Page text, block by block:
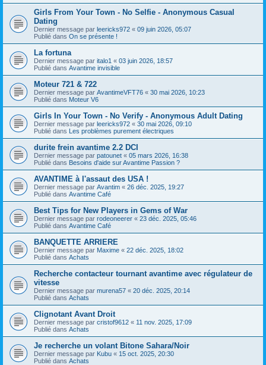
Girls From Your Town - No Selfie - Anonymous Casual
Dating
Dernier message par leericks972 « 09 juin 2026, 05:07
Publié dans On se présente !
La fortuna
Dernier message par italo1 « 03 juin 2026, 18:57
Publié dans Avantime invisible
Moteur 721 & 722
Dernier message par AvantimeVFT76 « 30 mai 2026, 10:23
Publié dans Moteur V6
Girls In Your Town - No Verify - Anonymous Adult Dating
Dernier message par leericks972 « 30 mai 2026, 09:10
Publié dans Les problèmes purement électriques
durite frein avantime 2.2 DCI
Dernier message par patounet « 05 mars 2026, 16:38
Publié dans Besoins d'aide sur Avantime Passion ?
AVANTIME à l'assaut des USA !
Dernier message par Avantim « 26 déc. 2025, 19:27
Publié dans Avantime Café
Best Tips for New Players in Gems of War
Dernier message par rodeoneerer « 23 déc. 2025, 05:46
Publié dans Avantime Café
BANQUETTE ARRIERE
Dernier message par Maxime « 22 déc. 2025, 18:02
Publié dans Achats
Recherche contacteur tournant avantime avec régulateur de
vitesse
Dernier message par murena57 « 20 déc. 2025, 20:14
Publié dans Achats
Clignotant Avant Droit
Dernier message par cristof9612 « 11 nov. 2025, 17:09
Publié dans Achats
Je recherche un volant Bitone Sahara/Noir
Dernier message par Kubu « 15 oct. 2025, 20:30
Publié dans Achats